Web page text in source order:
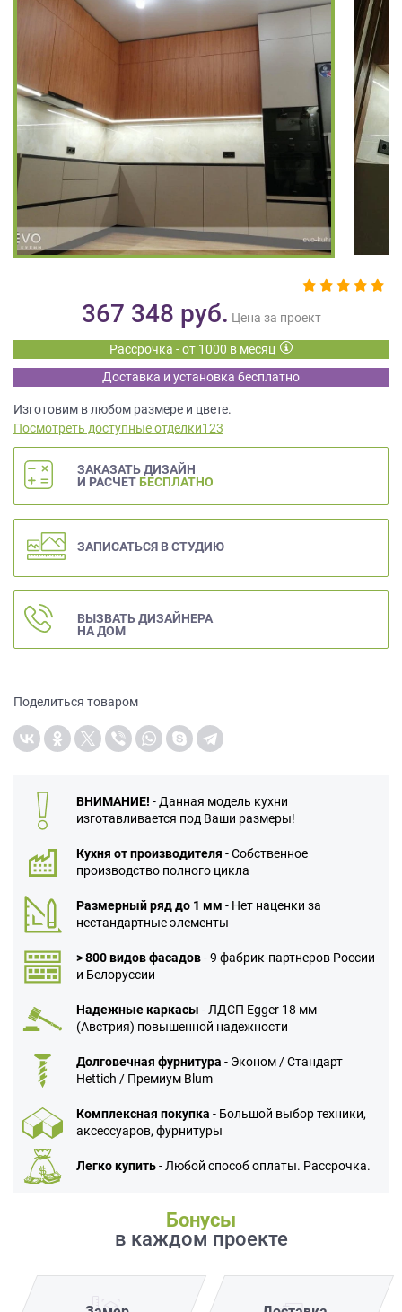
367 348 руб. Цена за проект
Рассрочка - от 1000 в месяц
Доставка и установка бесплатно
Изготовим в любом размере и цвете.
Посмотреть доступные отделки123
ЗАКАЗАТЬ ДИЗАЙН
И РАСЧЕТ БЕСПЛАТНО
ЗАПИСАТЬСЯ В СТУДИЮ
ВЫЗВАТЬ ДИЗАЙНЕРА
НА ДОМ
Поделиться товаром
ВНИМАНИЕ! - Данная модель кухни
изготавливается под Ваши размеры!
Кухня от производителя - Собственное
производство полного цикла
Размерный ряд до 1 мм - Нет наценки за
нестандартные элементы
> 800 видов фасадов- 9 фабрик-партнеров России
и Белоруссии
Надежные каркасы - ЛДСП Egger 18 мм
(Австрия) повышенной надежности
Долговечная фурнитура - Эконом / Стандарт
Hettich / Премиум Blum
Комплексная покупка - Большой выбор техники,
аксессуаров, фурнитуры
Легко купить- Любой способ оплаты. Рассрочка.
Бонусы
в каждом проекте
обработку
персональных
также
Согласие
обработку
персональных
данных
программами
обработки
персональных
данных.